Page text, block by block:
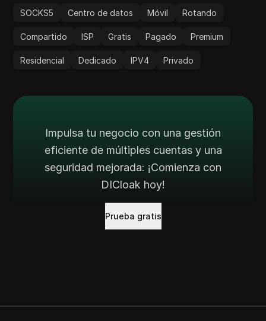
SOCKS5 Centro de datos Móvil Rotando
Compartido ISP Gratis Pagado Premium
Residencial Dedicado IPV4 Privado
Impulsa tu negocio con una gestión
eficiente de múltiples cuentas y una
seguridad mejorada: ¡Comienza con
DICloak hoy!
Prueba gratis